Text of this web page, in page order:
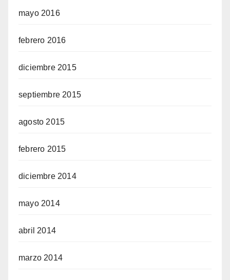
mayo 2016
febrero 2016
diciembre 2015
septiembre 2015
agosto 2015
febrero 2015
diciembre 2014
mayo 2014
abril 2014
marzo 2014